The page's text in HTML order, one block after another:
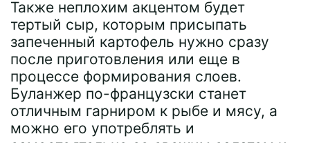
Также неплохим акцентом будет
тертый сыр, которым присыпать
запеченный картофель нужно сразу
после приготовления или еще в
процессе формирования слоев.
Буланжер по-французски станет
отличным гарниром к рыбе и мясу, а
можно его употреблять и